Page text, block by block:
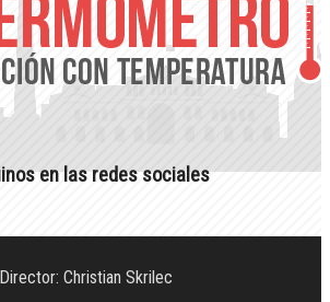
en las redes sociales
Christian Skrilec